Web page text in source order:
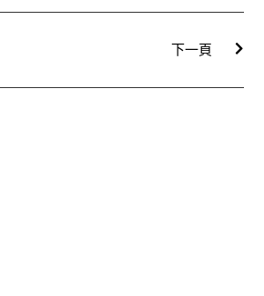
下一頁